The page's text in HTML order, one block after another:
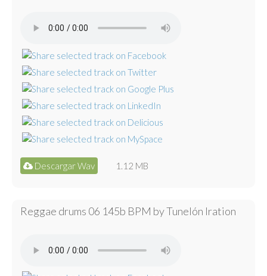
Descargar Wav 1.12 MB
Reggae drums 06 145b BPM by Tunelón Iration